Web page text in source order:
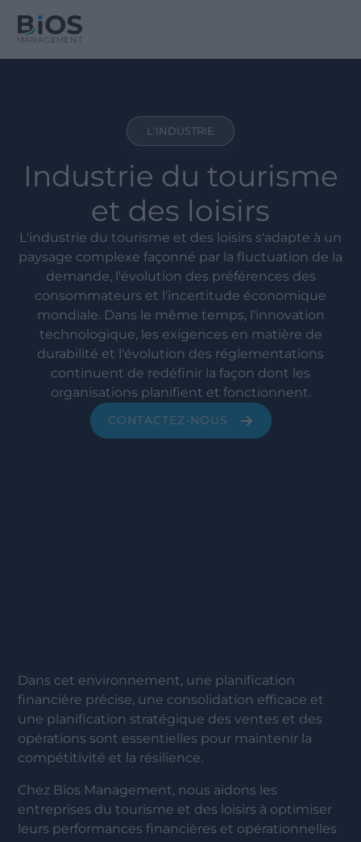
L'INDUSTRIE
Industrie du tourisme
et des loisirs
L'industrie du tourisme et des loisirs s'adapte à un
paysage complexe façonné par la fluctuation de la
demande, l'évolution des préférences des
consommateurs et l'incertitude économique
mondiale. Dans le même temps, l'innovation
technologique, les exigences en matière de
durabilité et l'évolution des réglementations
continuent de redéfinir la façon dont les
organisations planifient et fonctionnent.
CONTACTEZ-NOUS
Dans cet environnement, une planification
financière précise, une consolidation efficace et
une planification stratégique des ventes et des
opérations sont essentielles pour maintenir la
compétitivité et la résilience.
Chez Bios Management, nous aidons les
entreprises du tourisme et des loisirs à optimiser
leurs performances financières et opérationnelles